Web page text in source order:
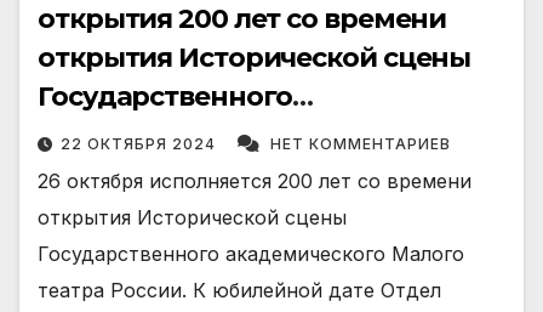
открытия 200 лет со времени
открытия Исторической сцены
Государственного
академического Малого театра
России.
22 ОКТЯБРЯ 2024 НЕТ КОММЕНТАРИЕВ
26 октября исполняется 200 лет со времени
открытия Исторической сцены
Государственного академического Малого
театра России. К юбилейной дате Отдел